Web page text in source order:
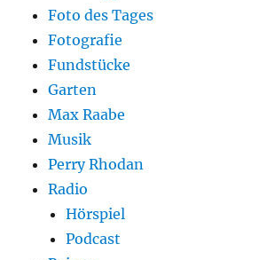
Foto des Tages
Fotografie
Fundstücke
Garten
Max Raabe
Musik
Perry Rhodan
Radio
Hörspiel
Podcast